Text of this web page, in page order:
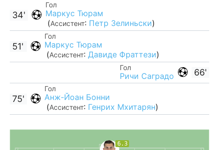
Гол
Маркус Тюрам
(Ассистент: Петр Зелиньски)
34'
Гол
Маркус Тюрам
(Ассистент: Давиде Фраттези)
51'
66'
Гол
Ричи Саградо
Гол
Анж-Йоан Бонни
(Ассистент: Генрих Мхитарян)
75'
6.3